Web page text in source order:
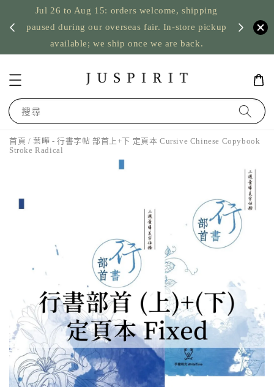
Jul 26 to Aug 15: orders welcome, shipping
paused during our overseas fair. In-store pickup
available; we ship once we are back.
US
搜尋
首頁 / 葉曄 - 行書字帖 部首上+下 定頁本 Cursive Chinese Copybook
Stroke Radical